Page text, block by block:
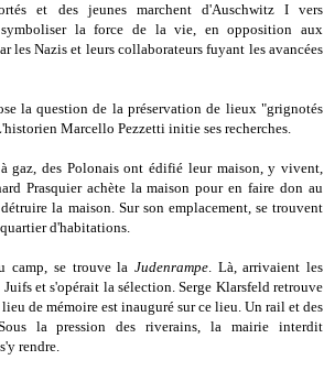
et des jeunes marchent d'Auschwitz I vers
symboliser la force de la vie, en opposition aux
les Nazis et leurs collaborateurs fuyant les avancées
la question de la préservation de lieux "grignotés
Marcello Pezzetti initie ses recherches.
gaz, des Polonais ont édifié leur maison, y vivent,
Prasquier achète la maison pour en faire don au
la maison. Sur son emplacement, se trouvent
d'habitations.
camp, se trouve la Judenrampe. Là, arrivaient les
et s'opérait la sélection. Serge Klarsfeld retrouve
de mémoire est inauguré sur ce lieu. Un rail et des
la pression des riverains, la mairie interdit
rendre.